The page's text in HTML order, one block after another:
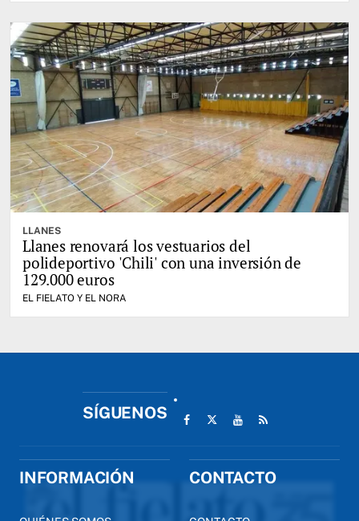
LLANES
Llanes renovará los vestuarios del
polideportivo 'Chili' con una inversión de
129.000 euros
EL FIELATO Y EL NORA
SÍGUENOS
INFORMACIÓN CONTACTO